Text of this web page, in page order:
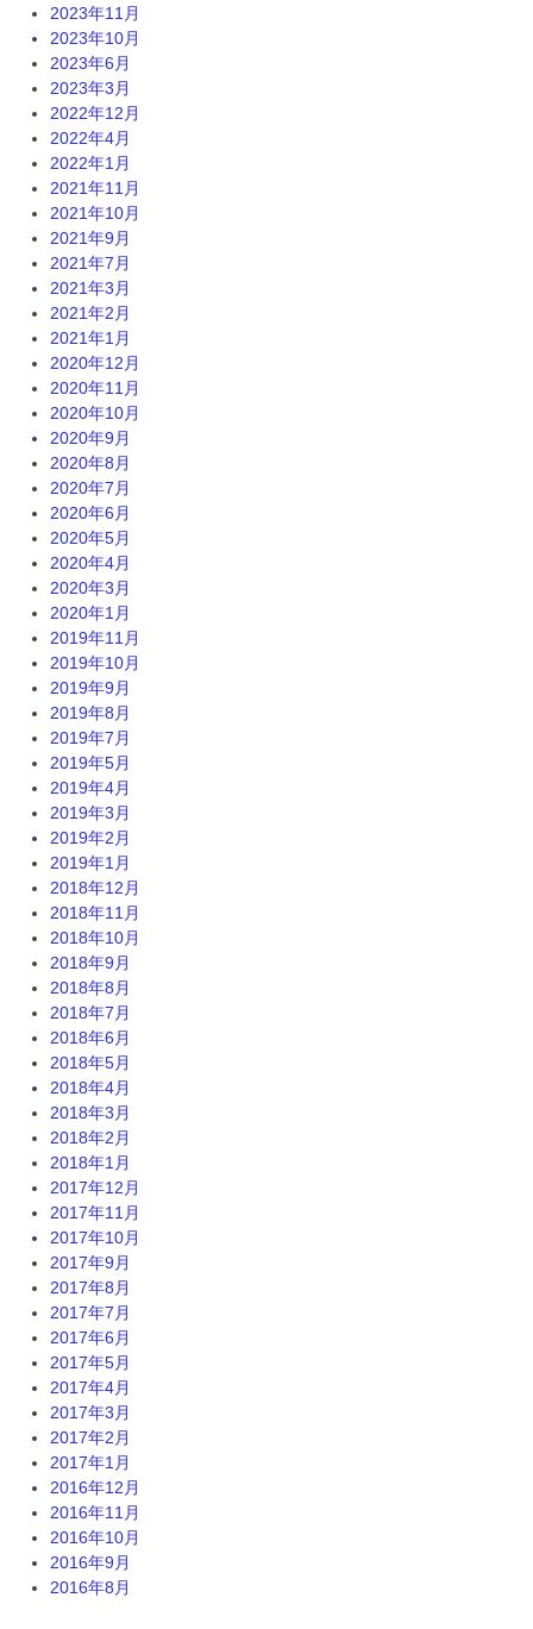
2023年11月
2023年10月
2023年6月
2023年3月
2022年12月
2022年4月
2022年1月
2021年11月
2021年10月
2021年9月
2021年7月
2021年3月
2021年2月
2021年1月
2020年12月
2020年11月
2020年10月
2020年9月
2020年8月
2020年7月
2020年6月
2020年5月
2020年4月
2020年3月
2020年1月
2019年11月
2019年10月
2019年9月
2019年8月
2019年7月
2019年5月
2019年4月
2019年3月
2019年2月
2019年1月
2018年12月
2018年11月
2018年10月
2018年9月
2018年8月
2018年7月
2018年6月
2018年5月
2018年4月
2018年3月
2018年2月
2018年1月
2017年12月
2017年11月
2017年10月
2017年9月
2017年8月
2017年7月
2017年6月
2017年5月
2017年4月
2017年3月
2017年2月
2017年1月
2016年12月
2016年11月
2016年10月
2016年9月
2016年8月